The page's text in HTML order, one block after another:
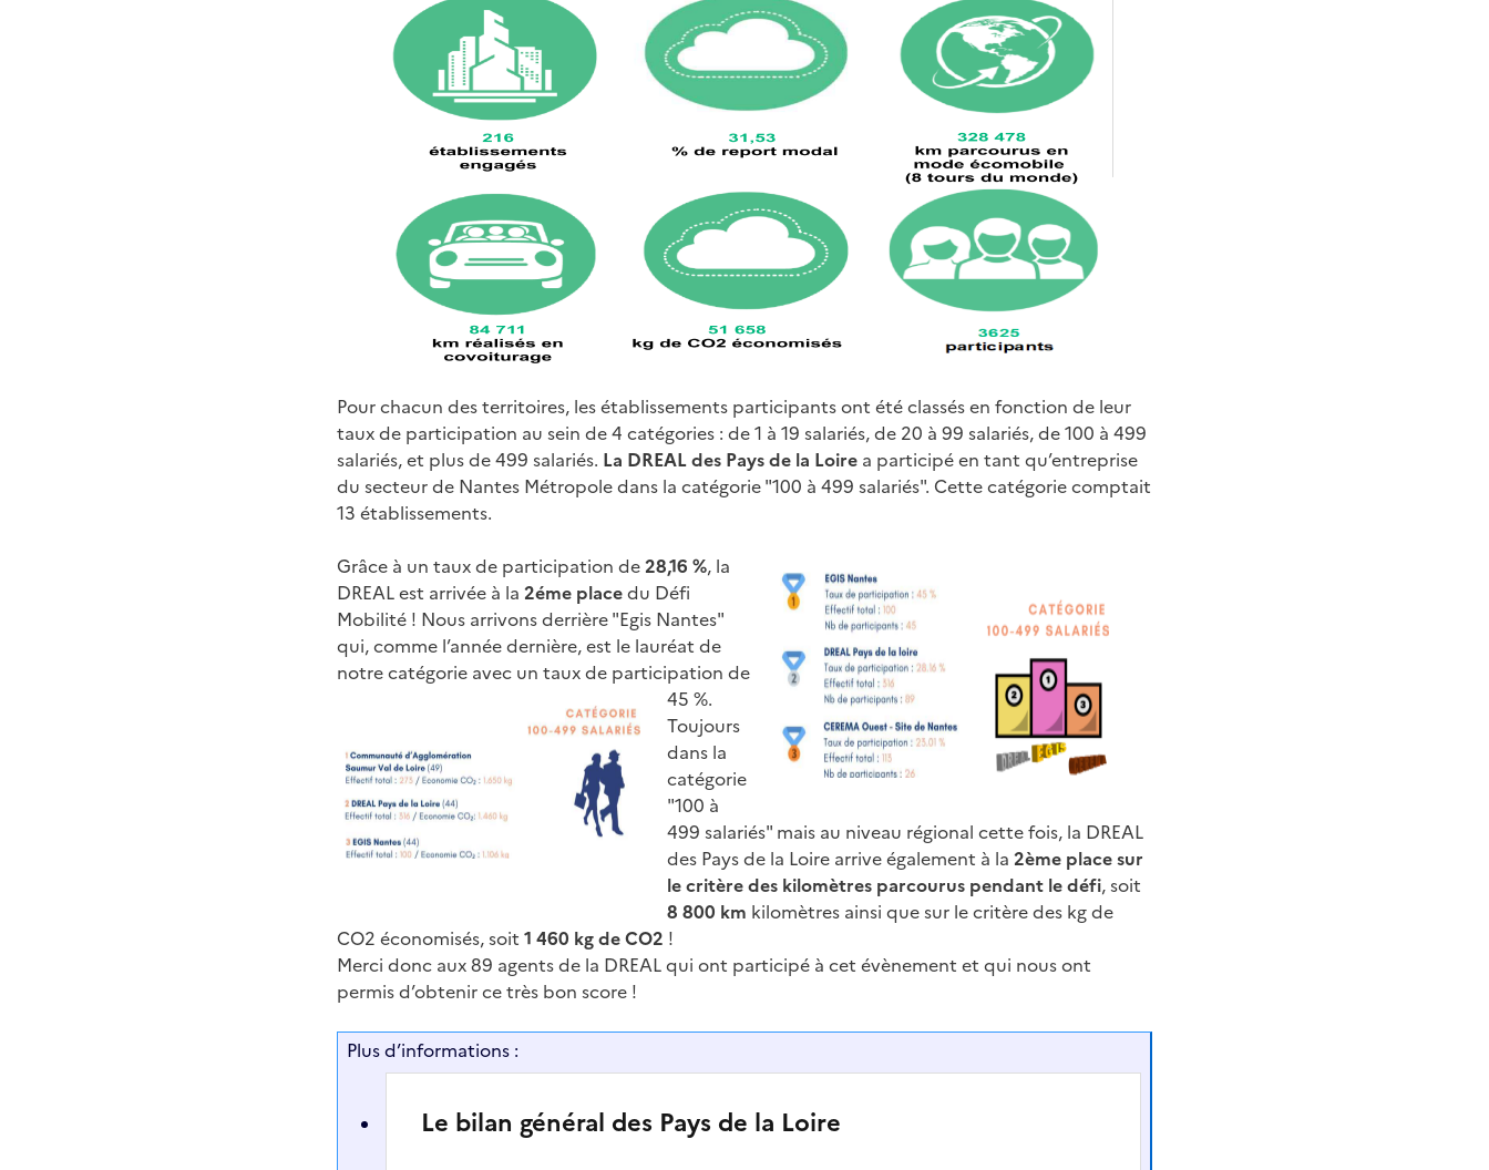
Pour chacun des territoires, les établissements participants ont été classés en fonction de leur
taux de participation au sein de 4 catégories : de 1 à 19 salariés, de 20 à 99 salariés, de 100 à 499
salariés, et plus de 499 salariés. La DREAL des Pays de la Loire a participé en tant qu’entreprise
du secteur de Nantes Métropole dans la catégorie "100 à 499 salariés". Cette catégorie comptait
13 établissements.
Grâce à un taux de participation de28,16 %, la
DREAL est arrivée à la 2éme placedu Défi
Mobilité ! Nous arrivons derrière "Egis Nantes"
qui, comme l’année dernière, est le lauréat de
notre catégorie avec un taux de participation de
45 %.
Toujours
dans la
catégorie
"100 à
499 salariés" mais au niveau régional cette fois, la DREAL
des Pays de la Loire arrive également à la 2ème place sur
le critère des kilomètres parcourus pendant le défi, soit
8 800 km kilomètres ainsi que sur le critère des kg de
CO2 économisés, soit 1 460 kg de CO2 !
Merci donc aux 89 agents de la DREAL qui ont participé à cet évènement et qui nous ont
permis d’obtenir ce très bon score !
Plus d’informations :
Le bilan général des Pays de la Loire